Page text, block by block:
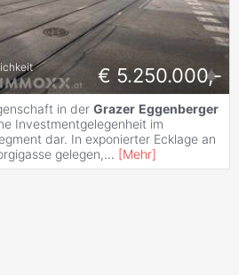
€ 5.250.000,-
in der Grazer Eggenberger
Investmentgelegenheit im
dar. In exponierter Ecklage an
gelegen,... [Mehr]